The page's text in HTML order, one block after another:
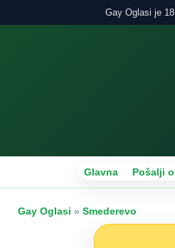
Gay Oglasi je
Glavna Pošalji
Gay Oglasi » Smederevo